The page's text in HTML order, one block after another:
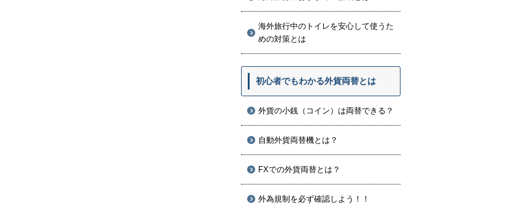
海外旅行中のトイレを安心して使うた
めの対策とは
初心者でもわかる外貨両替とは
外貨の小銭（コイン）は両替できる？
自動外貨両替機とは？
FXでの外貨両替とは？
外為規制を必ず確認しよう！！